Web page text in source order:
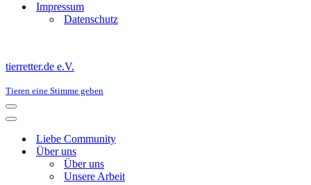
Impressum
Datenschutz
tierretter.de e.V.
Tieren eine Stimme geben
Navigations-
Menü
Navigations-
Liebe Community
Über uns
Über uns
Unsere Arbeit